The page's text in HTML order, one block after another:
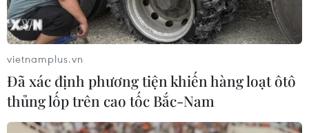
Bộ trưởng Tô Lâm: Tình trạng xâm hại
vietnamplus.vn
Đã xác định phương tiện khiến hàng loạt ôtô
thủng lốp trên cao tốc Bắc-Nam